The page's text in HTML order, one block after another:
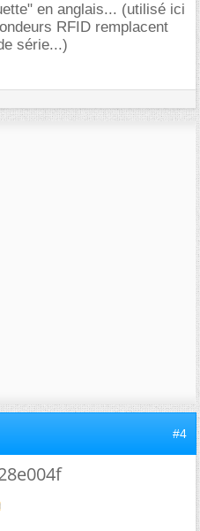
en anglais... (utilisé ici
RFID remplacent
série...)
#4